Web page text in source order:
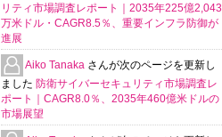
リティ市場調査レポート｜2035年225億2,043
万米ドル・CAGR8.5％、重要インフラ防御が
進展
Aiko Tanaka さんが次のページを更新し
ました 防衛サイバーセキュリティ市場調査レ
ポート｜CAGR8.0％、2035年460億米ドルの
市場展望